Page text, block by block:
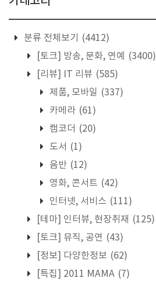
분류 전체보기
(4412)
[토크] 방송, 문화, 연예
(3400)
[리뷰] IT 리뷰 (585)
제품, 모바일 (337)
카메라 (61)
캠코더 (20)
도서 (1)
음반 (12)
영화, 콘서트 (42)
인터넷, 서비스 (111)
[테마] 인터뷰, 현장취재 (125)
[토크] 뮤직, 공연 (43)
[정보] 다양한정보 (62)
[특집] 2011 MAMA (7)